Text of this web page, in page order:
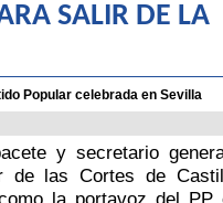
SALIR DE LA
Popular celebrada en Sevilla
y secretario
de las Cortes de
la portavoz del PP